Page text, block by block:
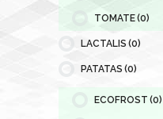
TOMATE(0)
LACTALIS (0)
PATATAS (0)
ECOFROST (0)